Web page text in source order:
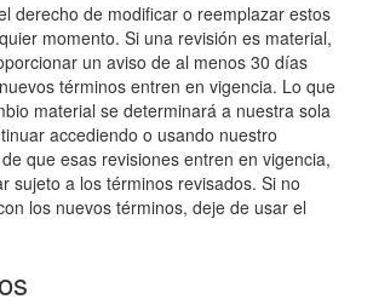
derecho de modificar o reemplazar estos
momento. Si una revisión es material,
un aviso de al menos 30 días
términos entren en vigencia. Lo que
material se determinará a nuestra sola
accediendo o usando nuestro
que esas revisiones entren en vigencia,
sujeto a los términos revisados. Si no
los nuevos términos, deje de usar el